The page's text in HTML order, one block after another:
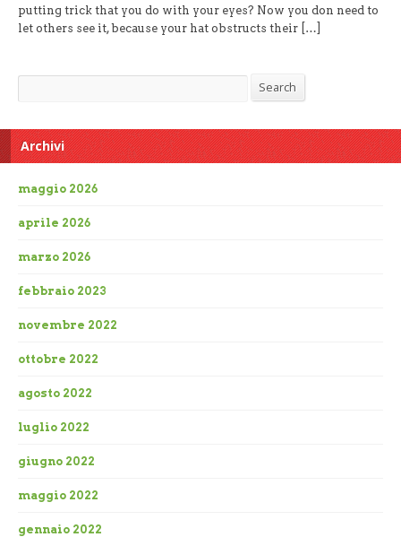
putting trick that you do with your eyes? Now you don need to
let others see it, because your hat obstructs their […]
Search
Archivi
maggio 2026
aprile 2026
marzo 2026
febbraio 2023
novembre 2022
ottobre 2022
agosto 2022
luglio 2022
giugno 2022
maggio 2022
gennaio 2022